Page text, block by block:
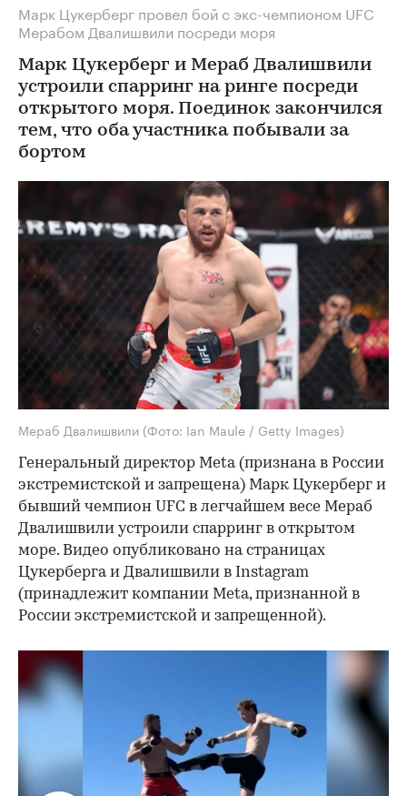
Марк Цукерберг провел бой с экс-чемпионом UFC
Мерабом Двалишвили посреди моря
Марк Цукерберг и Мераб Двалишвили
устроили спарринг на ринге посреди
открытого моря. Поединок закончился
тем, что оба участника побывали за
бортом
Мераб Двалишвили (Фото: Ian Maule / Getty Images)
Генеральный директор Meta (признана в России
экстремистской и запрещена) Марк Цукерберг и
бывший чемпион UFC в легчайшем весе Мераб
Двалишвили устроили спарринг в открытом
море. Видео опубликовано на страницах
Цукерберга и Двалишвили в Instagram
(принадлежит компании Meta, признанной в
России экстремистской и запрещенной).